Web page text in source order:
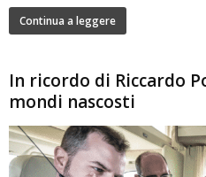
Continua a leggere
In ricordo di Riccardo
mondi nascosti